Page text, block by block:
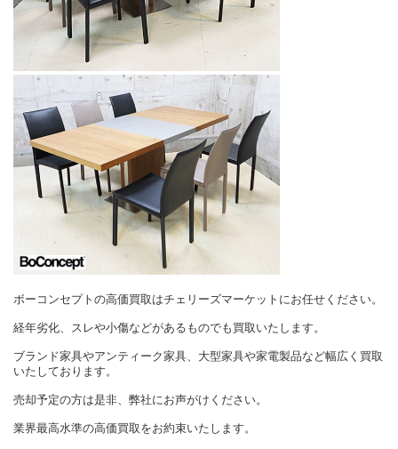
ボーコンセプトの高価買取はチェリーズマーケットにお任せください。
経年劣化、スレや小傷などがあるものでも買取いたします。
ブランド家具やアンティーク家具、大型家具や家電製品など幅広く買取
いたしております。
売却予定の方は是非、弊社にお声がけください。
業界最高水準の高価買取をお約束いたします。